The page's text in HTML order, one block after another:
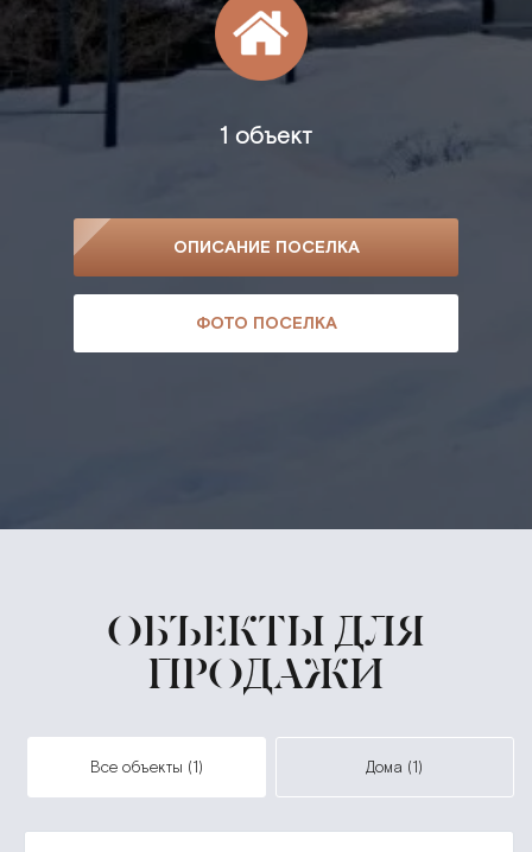
1 объект
ОПИСАНИЕ ПОСЕЛКА
ФОТО ПОСЕЛКА
ОБЪЕКТЫ ДЛЯ
ПРОДАЖИ
все объекты (1) дома (1)